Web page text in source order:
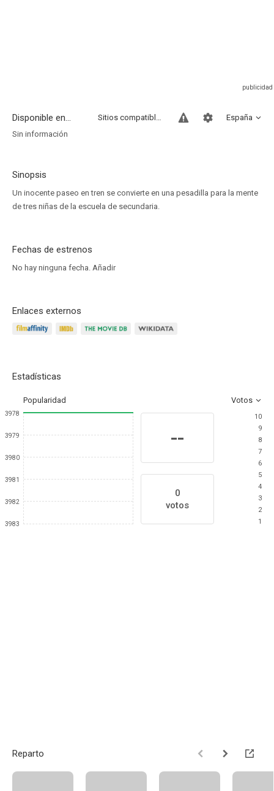
Disponible en... España
Sitios compatibles
Sin información
Sinopsis
Un inocente paseo en tren se convierte en una pesadilla para la mente
de tres niñas de la escuela de secundaria.
Fechas de estrenos
No hay ninguna fecha. Añadir
Enlaces externos
Estadísticas
Popularidad Votos
3978
3979
3980
3981
3982
3983
--
0
votos
10
9
8
7
6
5
4
3
2
1
Reparto